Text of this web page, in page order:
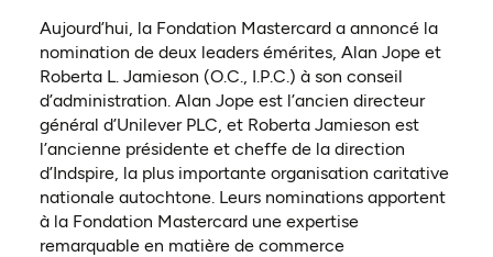
Aujourd’hui, la Fondation Mastercard a annoncé la
nomination de deux leaders émérites, Alan Jope et
Roberta L. Jamieson (O.C., I.P.C.) à son conseil
d’administration. Alan Jope est l’ancien directeur
général d’Unilever PLC, et Roberta Jamieson est
l’ancienne présidente et cheffe de la direction
d’Indspire, la plus importante organisation caritative
nationale autochtone. Leurs nominations apportent
à la Fondation Mastercard une expertise
remarquable en matière de commerce